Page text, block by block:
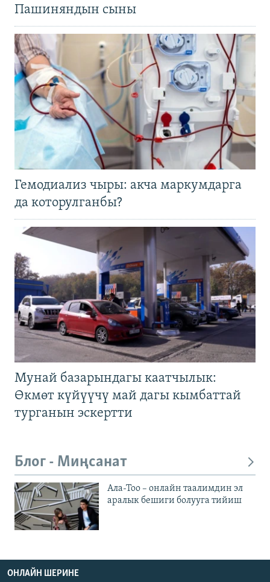
Пашиняндын сыны
Гемодиализ чыры: акча маркумдарга
да которулганбы?
Мунай базарындагы каатчылык:
Өкмөт күйүүчү май дагы кымбаттай
турганын эскертти
Блог - Миңсанат
Ала-Тоо – онлайн таалимдин эл
аралык бешиги болууга тийиш
ОНЛАЙН ШЕРИНЕ